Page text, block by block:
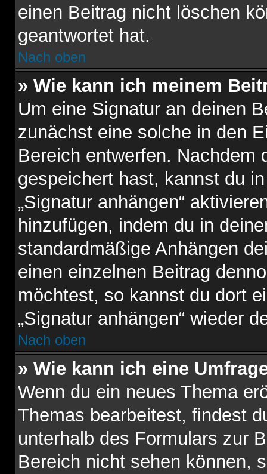
einen Beitrag nicht löschen
geantwortet hat.
Nach oben
» Wie kann ich meinem
Um eine Signatur an deinen
zunächst eine solche in den
Bereich entwerfen. Nachdem
gespeichert hast, kannst du
„Signatur anhängen“
hinzufügen, indem du in
standardmäßige Anhängen
einen einzelnen Beitrag
möchtest, so kannst du dort
„Signatur anhängen“ wieder
Nach oben
» Wie kann ich eine
Wenn du ein neues Thema
Themas bearbeitest, findest
unterhalb des Formulars zur
Bereich nicht sehen können,